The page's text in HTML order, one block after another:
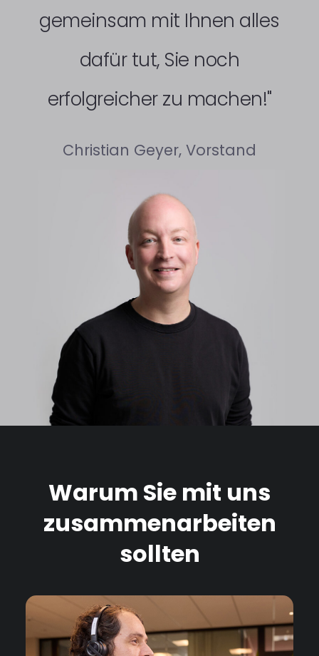
gemeinsam mit Ihnen alles
dafür tut, Sie noch
erfolgreicher zu machen!"
Christian Geyer, Vorstand
Warum Sie mit uns
zusammenarbeiten
sollten